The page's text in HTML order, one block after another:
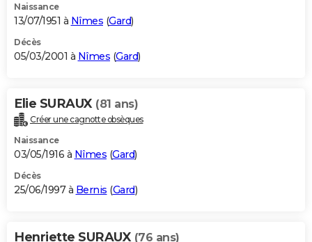
Naissance
13/07/1951 à Nîmes (Gard)
Décès
05/03/2001 à Nîmes (Gard)
Elie SURAUX (81 ans)
Créer une cagnotte obsèques
Naissance
03/05/1916 à Nîmes (Gard)
Décès
25/06/1997 à Bernis (Gard)
Henriette SURAUX (76 ans)